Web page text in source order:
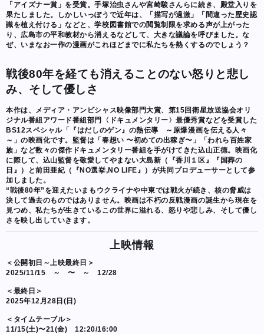
「アイズナー賞」を受賞。手塚治虫さんや宮崎駿さんらに続き、殿堂入りを
果たしました。しかしいっぽうで近年は、「描写が過激」「間違った歴史認
識を植え付ける」などと、学校図書館での閲覧制限を求める声が上がった
り、広島市の平和教材から消えるなどして、大きな議論を呼びました。な
ぜ、いまなお一作の漫画がこれほどまでに私たちを熱くするのでしょう？
戦後80年を経ても消えることのない怒りと悲し
み、そして優しさ
本作は、メディア・アンビシャス映像部門大賞、第15回衛星放送協会オリ
ジナル番組アワード番組部門〈ドキュメンタリー〉最優秀賞などを受賞した
BS12スペシャル「『はだしのゲン』の熱伝導 ～原爆漫画を伝える人々
～」の映画化です。監督は「春想い 〜初めての出稼ぎ〜」「われら百姓家
族」など数々の傑作ドキュメンタリー番組を手がけてきた込山正徳。映画化
に際して、込山監督を敬愛してやまない大島新（『香川１区』『国葬の
日』）と前田亜紀（『NO選挙,NO LIFE』）が共同プロデューサーとして参
加しました。
“戦後80年”を迎えたいまもウクライナや中東では戦火が続き、核の脅威は
決して過去のものではありません。映画は不朽の反戦漫画の誕生から現在を
見つめ、私たちが生きているこの世界に溢れる、怒りや悲しみ、そして優し
さを映し出していきます。
上映情報
＜公開初日～上映最終日＞
2025/11/15 ～ 〜 ～ 12/28
＜最終日＞
2025年12月28日(日)
＜タイムテーブル＞
11/15(土)〜21(金) 12:20/16:00